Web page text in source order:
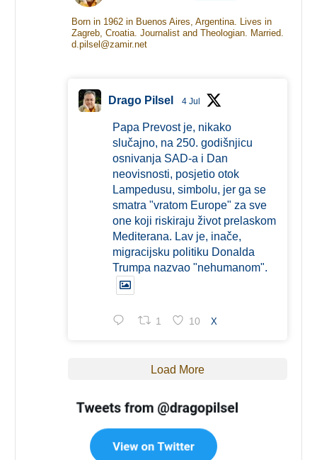
Born in 1962 in Buenos Aires, Argentina. Lives in
Zagreb, Croatia. Journalist and Theologian. Married.
d.pilsel@zamir.net
Drago Pilsel 4 Jul
Papa Prevost je, nikako
slučajno, na 250. godišnjicu
osnivanja SAD-a i Dan
neovisnosti, posjetio otok
Lampedusu, simbolu, jer ga se
smatra "vratom Europe" za sve
one koji riskiraju život prelaskom
Mediterana. Lav je, inače,
migracijsku politiku Donalda
Trumpa nazvao "nehumanom".
1 10 X
Load More